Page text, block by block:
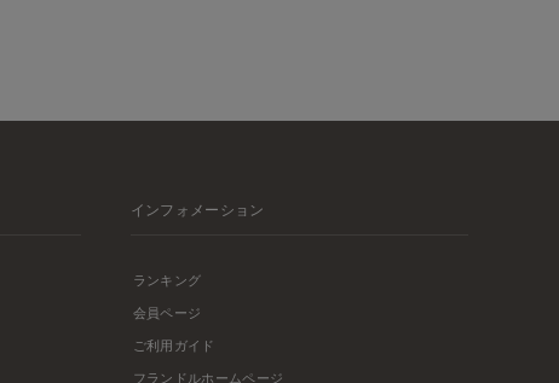
インフォメーション
ランキング
会員ページ
ご利用ガイド
フランドルホームページ